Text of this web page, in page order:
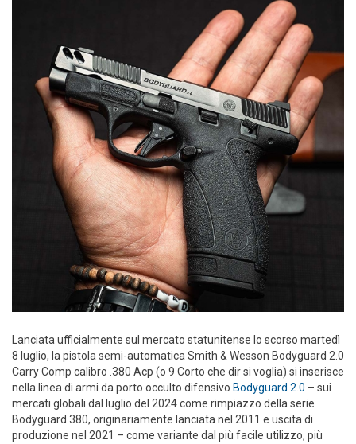
Lanciata ufficialmente sul mercato statunitense lo scorso martedì
8 luglio, la pistola semi-automatica Smith & Wesson Bodyguard 2.0
Carry Comp calibro .380 Acp (o 9 Corto che dir si voglia) si inserisce
nella linea di armi da porto occulto difensivo Bodyguard 2.0 – sui
mercati globali dal luglio del 2024 come rimpiazzo della serie
Bodyguard 380, originariamente lanciata nel 2011 e uscita di
produzione nel 2021 – come variante dal più facile utilizzo, più